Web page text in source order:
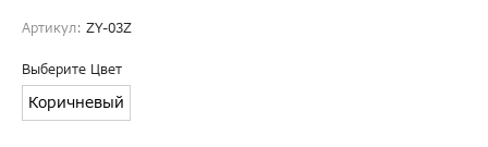
Артикул: ZY-03Z
Выберите Цвет
Коричневый